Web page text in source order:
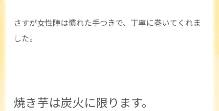
さすが女性陣は慣れた手つきで、丁寧に巻いてくれま
した。
焼き芋は炭火に限ります。